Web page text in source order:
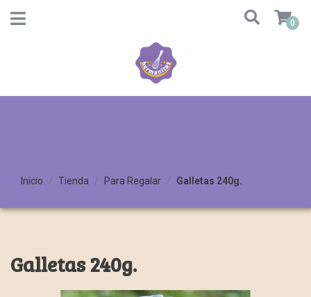
0
Inicio Tienda Para Regalar Galletas 240g.
Galletas 240g.